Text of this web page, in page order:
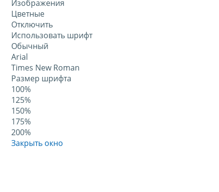
Изображения
Цветные
Отключить
Использовать шрифт
Обычный
Arial
Times New Roman
Размер шрифта
100%
125%
150%
175%
200%
Закрыть окно